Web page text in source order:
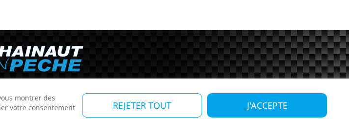
montrer des
votre consentement
REJETER TOUT J'ACCEPTE